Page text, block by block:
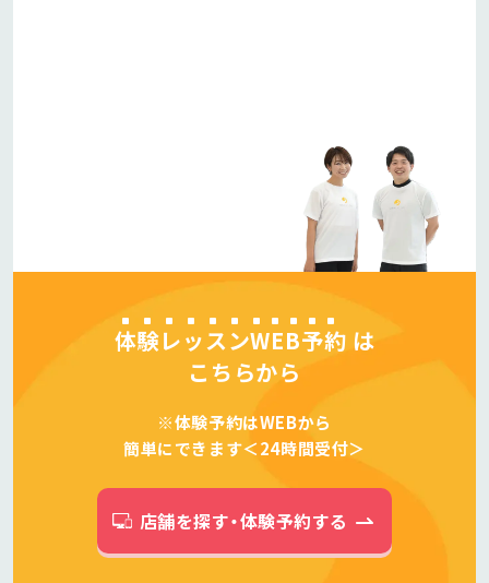
体験レッスンWEB予約 は
こちらから
※体験予約はWEBから
簡単にできます＜24時間受付＞
店舗を探す・体験予約する